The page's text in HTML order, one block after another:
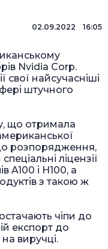
02.09.2022 16:05
Nvidia Corp.
свої найсучасніші
штучного
що отримала
розпорядження,
ліцензії
A100 і H100, а
з такою ж
чіпи до
експорт до
виручці.